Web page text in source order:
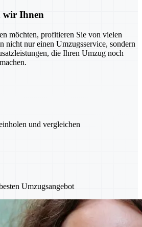
wir Ihnen
möchten, profitieren Sie von vielen
nicht nur einen Umzugsservice, sondern
die Ihren Umzug noch
und vergleichen
Umzugsangebot